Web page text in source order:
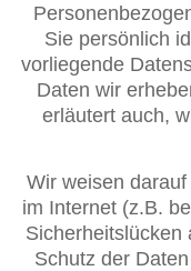
Sie persönlich
vorliegende
Daten wir
erläutert auch,
Wir weisen
im Internet (z.B.
Sicherheitslücken
Schutz der